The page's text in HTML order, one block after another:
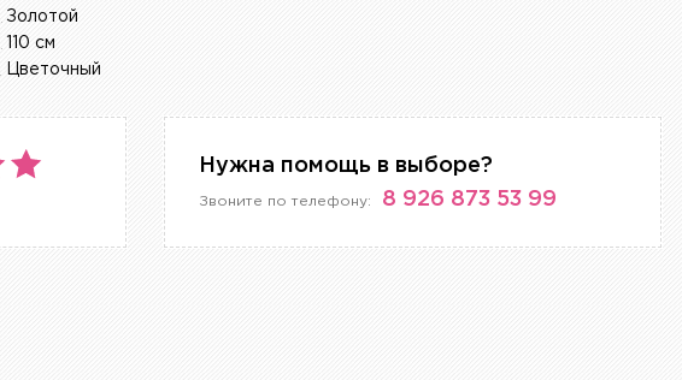
Золотой
110 см
Цветочный
Нужна помощь в выборе?
Звоните по телефону: 8 926 873 53 99